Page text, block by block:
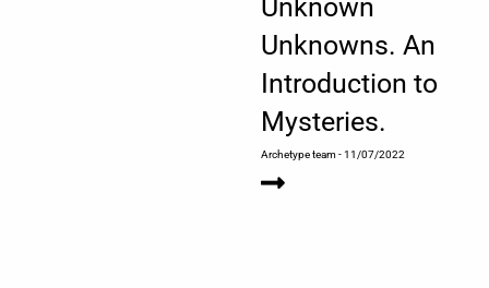
Unknown
Unknowns. An
Introduction to
Mysteries.
Archetype team- 11/07/2022